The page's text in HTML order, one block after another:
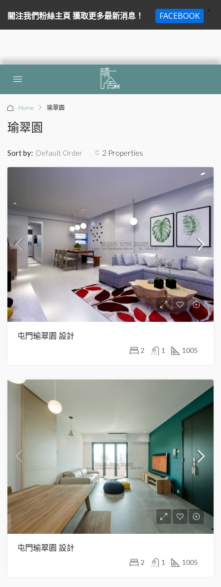
Home 瑜翠園
瑜翠園
2 Properties
Sort by: Default Order
屯門瑜翠園 設計
2 1 1005
屯門瑜翠園 設計
2 1 1005
關注我們粉絲主頁 獲取更多最新消息！ FACEBOOK
X